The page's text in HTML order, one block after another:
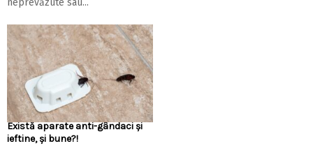
neprevăzute sau...
Există aparate anti-gândaci și
ieftine, și bune?!